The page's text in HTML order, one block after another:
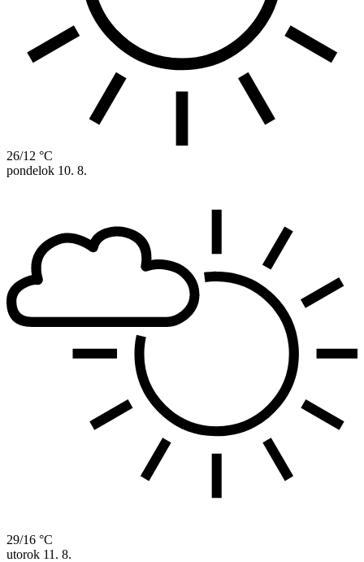
26/12 °C
pondelok 10. 8.
29/16 °C
utorok 11. 8.